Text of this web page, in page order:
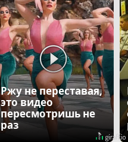
Ржу не переставая,
это видео
пересмотришь не
раз